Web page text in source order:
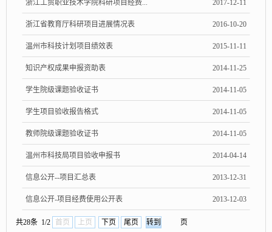
浙江工贸职业技术学院科研项目经费... 2017-12-11
浙江省教育厅科研项目进展情况表 2016-10-20
温州市科技计划项目绩效表 2015-11-11
知识产权成果申报资助表 2014-11-25
学生院级课题验收证书 2014-11-05
学生项目验收报告格式 2014-11-05
教师院级课题验收证书 2014-11-05
温州市科技局项目验收申报书 2014-04-14
信息公开--项目汇总表 2013-12-31
信息公开-项目经费使用公开表 2013-12-03
共28条 1/2 首页 上页 下页 尾页 页